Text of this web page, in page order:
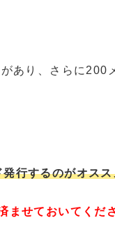
あり、さらに200
行するのがオスス
ませておいてくだ